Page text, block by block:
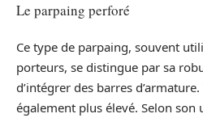
Le parpaing perforé
Ce type de parpaing, souvent
porteurs, se distingue par sa
d’intégrer des barres
également plus élevé. Selon son